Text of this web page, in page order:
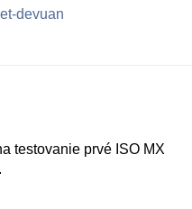
devuan
testovanie prvé ISO MX